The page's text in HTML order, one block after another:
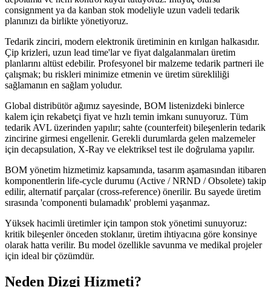
consignment ya da kanban stok modeliyle uzun vadeli tedarik
planınızı da birlikte yönetiyoruz.
Tedarik zinciri, modern elektronik üretiminin en kırılgan halkasıdır.
Çip krizleri, uzun lead time'lar ve fiyat dalgalanmaları üretim
planlarını altüst edebilir. Profesyonel bir malzeme tedarik partneri ile
çalışmak; bu riskleri minimize etmenin ve üretim sürekliliği
sağlamanın en sağlam yoludur.
Global distribütör ağımız sayesinde, BOM listenizdeki binlerce
kalem için rekabetçi fiyat ve hızlı temin imkanı sunuyoruz. Tüm
tedarik AVL üzerinden yapılır; sahte (counterfeit) bileşenlerin tedarik
zincirine girmesi engellenir. Gerekli durumlarda gelen malzemeler
için decapsulation, X-Ray ve elektriksel test ile doğrulama yapılır.
BOM yönetim hizmetimiz kapsamında, tasarım aşamasından itibaren
komponentlerin life-cycle durumu (Active / NRND / Obsolete) takip
edilir, alternatif parçalar (cross-reference) önerilir. Bu sayede üretim
sırasında 'componenti bulamadık' problemi yaşanmaz.
Yüksek hacimli üretimler için tampon stok yönetimi sunuyoruz:
kritik bileşenler önceden stoklanır, üretim ihtiyacına göre konsinye
olarak hatta verilir. Bu model özellikle savunma ve medikal projeler
için ideal bir çözümdür.
Neden Dizgi Hizmeti?